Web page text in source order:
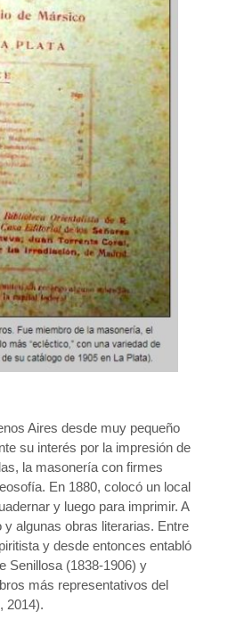
Aires desde muy pequeño
su interés por la impresión de
la masonería con firmes
En 1880, colocó un local
y luego para imprimir. A
algunas obras literarias. Entre
y desde entonces entabló
Senillosa (1838-1906) y
más representativos del
2014).